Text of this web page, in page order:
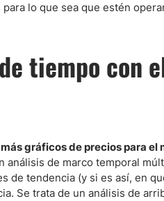
lo que sea que estén
tiempo con
gráficos de precios para el
análisis de marco temporal
de tendencia (y si es así, en
Se trata de un análisis de